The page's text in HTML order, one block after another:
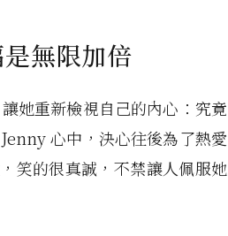
無限加倍
她重新檢視自己的內心：究竟
心中，決心往後為了熱愛
笑的很真誠，不禁讓人佩服她